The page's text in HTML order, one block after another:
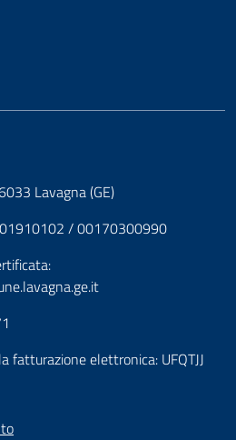
Lavagna (GE)
/ 00170300990
fatturazione elettronica: UFQTJJ